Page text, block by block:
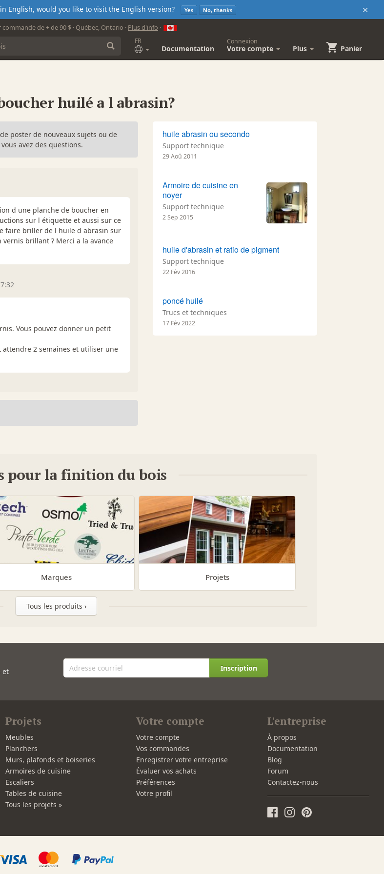
×
English, would you like to visit the English version? Yes No, thanks
de + de 90 $ · Québec, Ontario · Plus d'info ·
FR
Documentation
Connexion
Votre compte Plus Panier
huilé a l abrasin?
poster de nouveaux sujets ou de
avez des questions.
d une planche de boucher en
sur l étiquette et aussi sur ce
faire briller de l huile d abrasin sur
brillant ? Merci a la avance
Vous pouvez donner un petit
2 semaines et utiliser une
huile abrasin ou secondo
Support technique
29 Aoû 2011
Armoire de cuisine en
noyer
Support technique
2 Sep 2015
huile d'abrasin et ratio de pigment
Support technique
22 Fév 2016
poncé huilé
Trucs et techniques
17 Fév 2022
pour la finition du bois
Marques Projets
Tous les produits ›
et
Inscription
Projets
Meubles
Planchers
Murs, plafonds et boiseries
Armoires de cuisine
Escaliers
Tables de cuisine
Tous les projets »
Votre compte
Votre compte
Vos commandes
Enregistrer votre entreprise
Évaluer vos achats
Préférences
Votre profil
L'entreprise
À propos
Documentation
Blog
Forum
Contactez-nous